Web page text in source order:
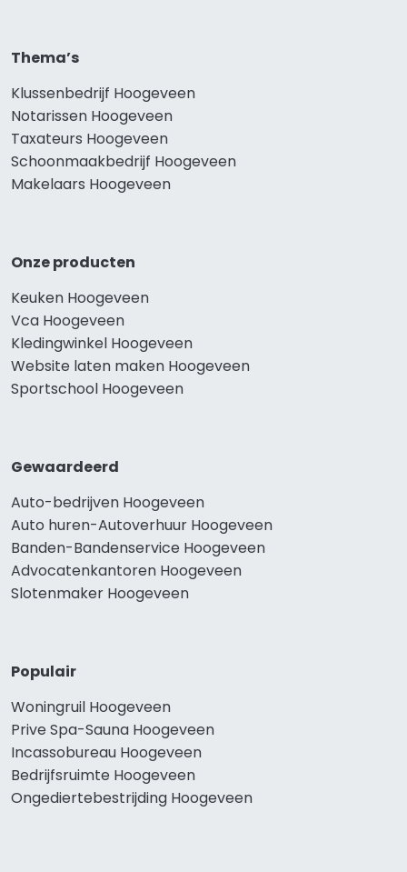
Thema’s
Klussenbedrijf Hoogeveen
Notarissen Hoogeveen
Taxateurs Hoogeveen
Schoonmaakbedrijf Hoogeveen
Makelaars Hoogeveen
Onze producten
Keuken Hoogeveen
Vca Hoogeveen
Kledingwinkel Hoogeveen
Website laten maken Hoogeveen
Sportschool Hoogeveen
Gewaardeerd
Auto-bedrijven Hoogeveen
Auto huren-Autoverhuur Hoogeveen
Banden-Bandenservice Hoogeveen
Advocatenkantoren Hoogeveen
Slotenmaker Hoogeveen
Populair
Woningruil Hoogeveen
Prive Spa-Sauna Hoogeveen
Incassobureau Hoogeveen
Bedrijfsruimte Hoogeveen
Ongediertebestrijding Hoogeveen